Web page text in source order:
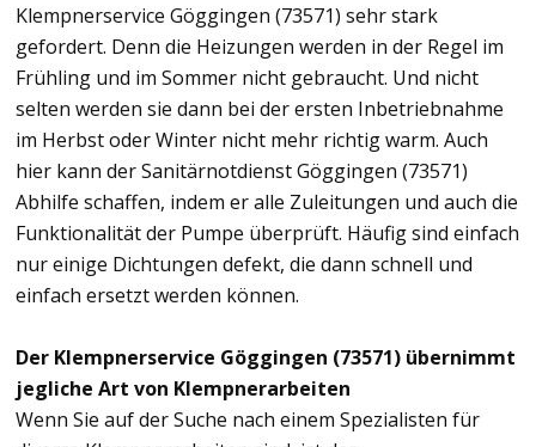
Klempnerservice Göggingen (73571) sehr stark
gefordert. Denn die Heizungen werden in der Regel im
Frühling und im Sommer nicht gebraucht. Und nicht
selten werden sie dann bei der ersten Inbetriebnahme
im Herbst oder Winter nicht mehr richtig warm. Auch
hier kann der Sanitärnotdienst Göggingen (73571)
Abhilfe schaffen, indem er alle Zuleitungen und auch die
Funktionalität der Pumpe überprüft. Häufig sind einfach
nur einige Dichtungen defekt, die dann schnell und
einfach ersetzt werden können.
Der Klempnerservice Göggingen (73571) übernimmt
jegliche Art von Klempnerarbeiten
Wenn Sie auf der Suche nach einem Spezialisten für